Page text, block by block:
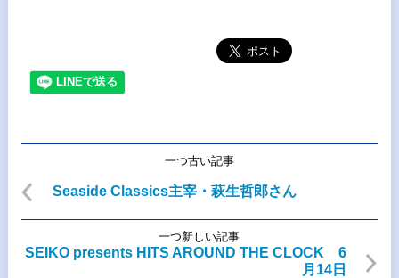
一つ古い記事
Seaside Classics主宰・萩生哲郎さん
一つ新しい記事
SEIKO presents HITS AROUND THE CLOCK 6
月14日